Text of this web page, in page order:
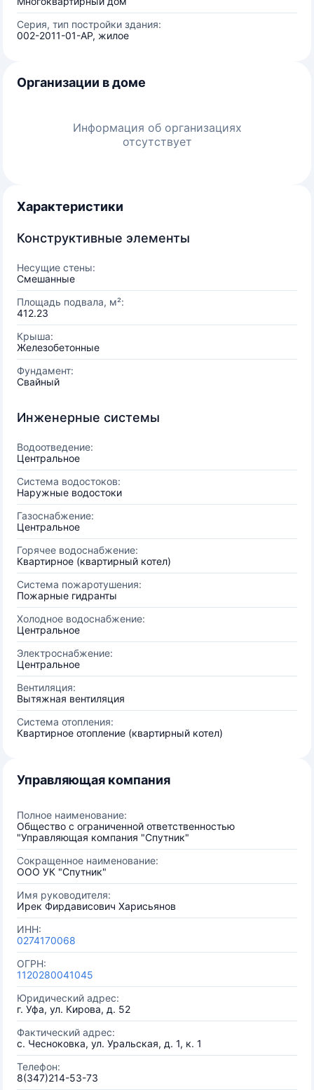
Серия, тип постройки здания:
002-2011-01-АР, жилое
Организации в доме
Информация об организациях
отсутствует
Характеристики
Конструктивные элементы
Несущие стены:
Смешанные
Площадь подвала, м²:
412.23
Крыша:
Железобетонные
Фундамент:
Свайный
Инженерные системы
Водоотведение:
Центральное
Система водостоков:
Наружные водостоки
Газоснабжение:
Центральное
Горячее водоснабжение:
Квартирное (квартирный котел)
Система пожаротушения:
Пожарные гидранты
Холодное водоснабжение:
Центральное
Электроснабжение:
Центральное
Вентиляция:
Вытяжная вентиляция
Система отопления:
Квартирное отопление (квартирный котел)
Управляющая компания
Полное наименование:
Общество с ограниченной ответственностью
"Управляющая компания "Спутник"
Сокращенное наименование:
ООО УК "Спутник"
Имя руководителя:
Ирек Фирдависович Харисьянов
ИНН:
0274170068
ОГРН:
1120280041045
Юридический адрес:
г. Уфа, ул. Кирова, д. 52
Фактический адрес:
с. Чесноковка, ул. Уральская, д. 1, к. 1
Телефон:
8(347)214-53-73